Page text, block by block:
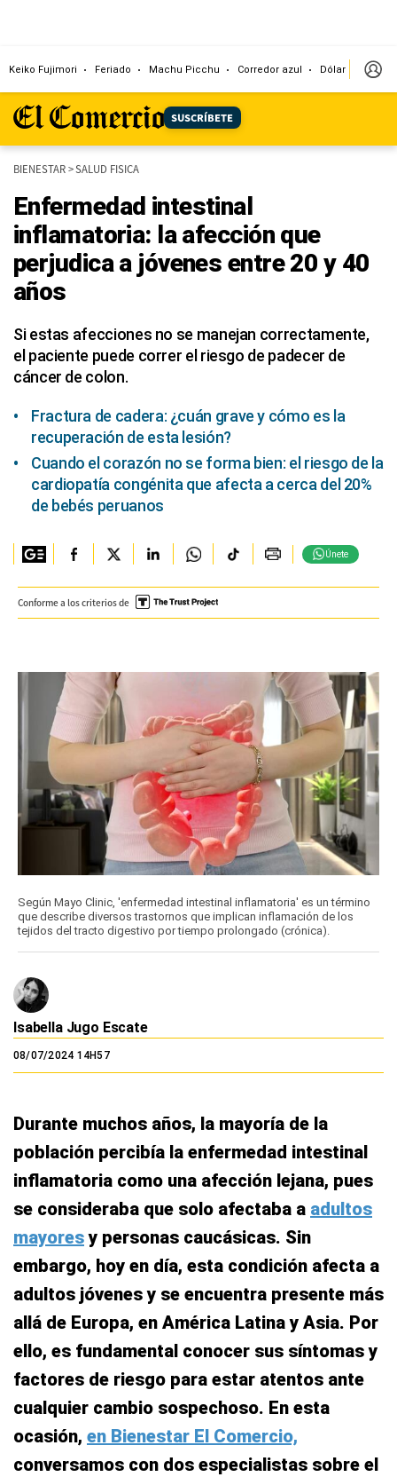
SUSCRÍBETE
Keiko Fujimori Feriado Machu Picchu Corredor azul Dólar
BIENESTAR>SALUD FISICA
Enfermedad intestinal
inflamatoria: la afección que
perjudica a jóvenes entre 20 y 40
años
Si estas afecciones no se manejan correctamente,
el paciente puede correr el riesgo de padecer de
cáncer de colon.
Fractura de cadera: ¿cuán grave y cómo es la
recuperación de esta lesión?
Cuando el corazón no se forma bien: el riesgo de la
cardiopatía congénita que afecta a cerca del 20%
de bebés peruanos
Únete
Conforme a los criterios de
Según Mayo Clinic, 'enfermedad intestinal inflamatoria' es un término
que describe diversos trastornos que implican inflamación de los
tejidos del tracto digestivo por tiempo prolongado (crónica).
Isabella Jugo Escate
08/07/2024 14H57
Durante muchos años, la mayoría de la
población percibía la enfermedad intestinal
inflamatoria como una afección lejana, pues
se consideraba que solo afectaba a adultos
mayoresy personas caucásicas. Sin
embargo, hoy en día, esta condición afecta a
adultos jóvenes y se encuentra presente más
allá de Europa, en América Latina y Asia. Por
ello, es fundamental conocer sus síntomas y
factores de riesgo para estar atentos ante
cualquier cambio sospechoso. En esta
ocasión, en Bienestar El Comercio,
conversamos con dos especialistas sobre el